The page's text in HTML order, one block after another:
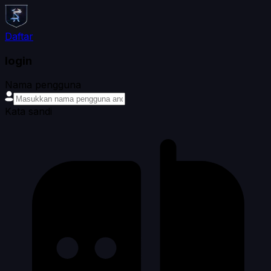
Daftar
login
Nama pengguna
Kata sandi